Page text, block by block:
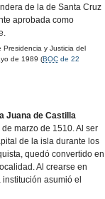
de la de Santa Cruz
aprobada como
Presidencia y Justicia del
de 1989 (BOC de 22
Juana de Castilla
marzo de 1510. Al ser
de la isla durante los
quedó convertido en
Al crearse en
institución asumió el